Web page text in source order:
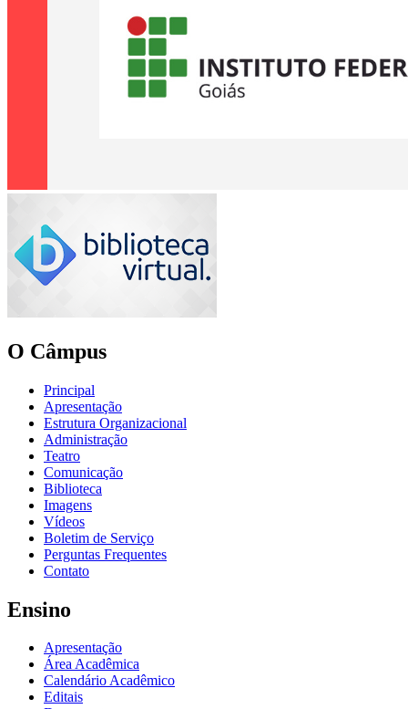
O Câmpus
Principal
Apresentação
Estrutura Organizacional
Administração
Teatro
Comunicação
Biblioteca
Imagens
Vídeos
Boletim de Serviço
Perguntas Frequentes
Contato
Ensino
Apresentação
Área Acadêmica
Calendário Acadêmico
Editais